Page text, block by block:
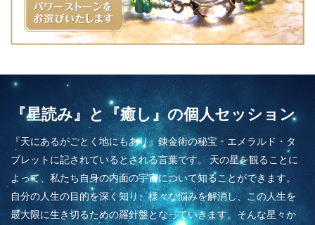
『星読み』と『癒し』の個人セッション
『天にあるがごとく地にもあり』錬金術の秘宝・エメラルド・タ
ブレットに記されているとされる言葉です。 天の星を観ることに
よって、私たち自身の内面の宇宙について知ることができます。
自分の人生の目的を深く知り、様々な悩みを解消し、この人生を
最大限に生き切るための羅針盤となっていきます。そんな星々か